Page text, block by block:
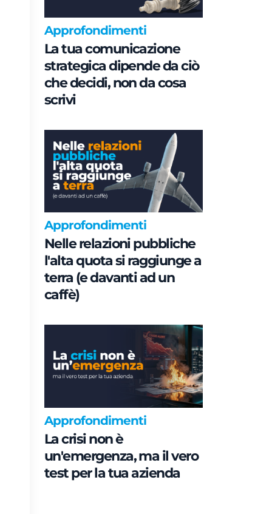
Approfondimenti
La tua comunicazione
strategica dipende da ciò
che decidi, non da cosa
scrivi
Approfondimenti
Nelle relazioni pubbliche
l'alta quota si raggiunge a
terra (e davanti ad un
caffè)
Approfondimenti
La crisi non è
un'emergenza, ma il vero
test per la tua azienda